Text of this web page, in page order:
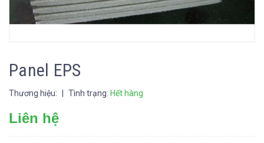
Panel EPS
Thương hiệu: Tình trạng: Hết hàng
Liên hệ